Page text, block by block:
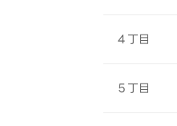
４丁目
５丁目